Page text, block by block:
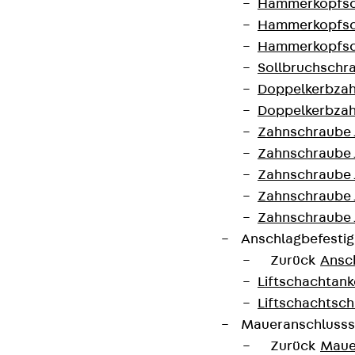
Zahnschraube
Zahnschraube
Zahnschraube
Zahnschraube
Zahnschraube
Zurück
Zurück
Produktneuheiten, Referenzen und aktuellen